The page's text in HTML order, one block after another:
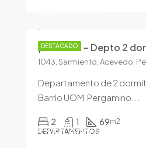
DESTACADO
¡En venta – Depto 2
Departamento de 2
Barrio UOM, Pergamino...
2 1 69m2
DEPARTAMENTOS
$450.000/+ prop. de